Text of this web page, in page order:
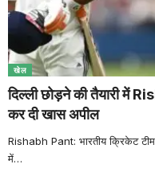
खेल
दिल्ली छोड़ने की तैयारी में
कर दी खास अपील
Rishabh Pant: भारतीय क्रिकेट
में…